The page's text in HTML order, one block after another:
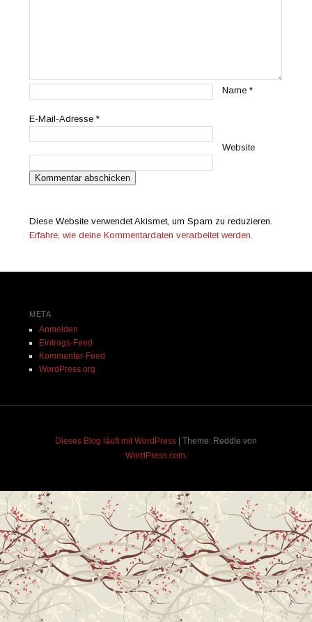
Name*
E-Mail-Adresse*
Website
Diese Website verwendet Akismet, um Spam zu reduzieren.
Erfahre, wie deine Kommentardaten verarbeitet werden.
META
Anmelden
Eintrags-Feed
Kommentar-Feed
WordPress.org
Dieses Blog läuft mit WordPress | Theme: Reddle von
WordPress.com.